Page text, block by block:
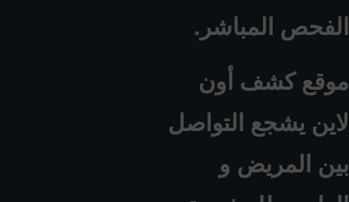
الفحص المباشر.
موقع كشف أون
لاين يشجع التواصل
بين المريض و